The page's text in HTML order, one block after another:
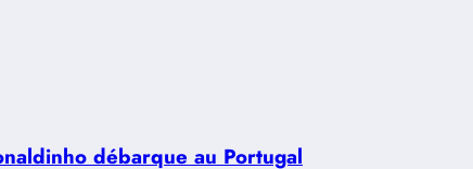
débarque au Portugal